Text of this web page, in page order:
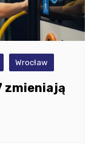
Wrocław
zmieniają